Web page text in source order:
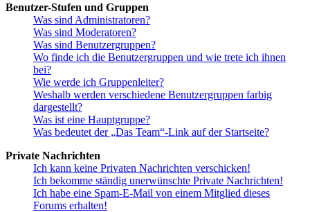
Benutzer-Stufen und Gruppen
Was sind Administratoren?
Was sind Moderatoren?
Was sind Benutzergruppen?
Wo finde ich die Benutzergruppen und wie trete ich ihnen
bei?
Wie werde ich Gruppenleiter?
Weshalb werden verschiedene Benutzergruppen farbig
dargestellt?
Was ist eine Hauptgruppe?
Was bedeutet der „Das Team“-Link auf der Startseite?
Private Nachrichten
Ich kann keine Privaten Nachrichten verschicken!
Ich bekomme ständig unerwünschte Private Nachrichten!
Ich habe eine Spam-E-Mail von einem Mitglied dieses
Forums erhalten!